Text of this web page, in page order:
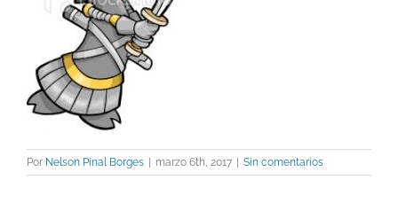
Por Nelson Pinal Borges | marzo 6th, 2017 | Sin comentarios